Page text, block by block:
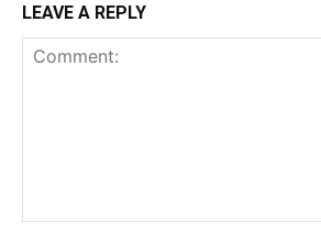
LEAVE A REPLY